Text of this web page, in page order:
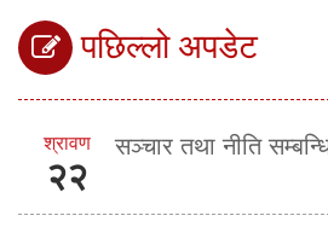
पछिल्लो अपडेट
श्रावण
२२
सञ्चार तथा नीति